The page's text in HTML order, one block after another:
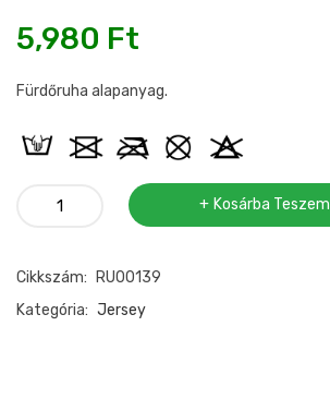
5,980 Ft
Fürdőruha alapanyag.
Fürdőruha
mennyiség
Kosárba Teszem
Cikkszám:
RU00139
Kategória: Jersey